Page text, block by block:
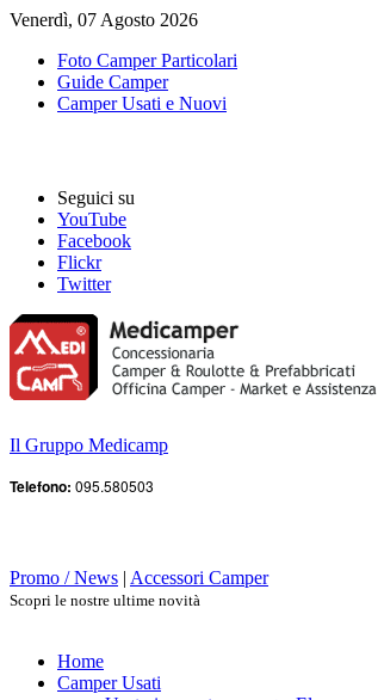
Venerdì, 07 Agosto 2026
Foto Camper Particolari
Guide Camper
Camper Usati e Nuovi
Seguici su
YouTube
Facebook
Flickr
Twitter
Il Gruppo Medicamp
Telefono: 095.580503
Promo / News | Accessori Camper
Scopri le nostre ultime novità
Home
Camper Usati